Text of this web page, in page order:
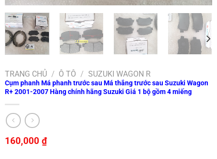
TRANG CHỦ / Ô TÔ / SUZUKI WAGON R
Cụm phanh Má phanh trước sau Má thắng trước sau Suzuki Wagon
R+ 2001-2007 Hàng chính hãng Suzuki Giá 1 bộ gồm 4 miếng
160,000 ₫